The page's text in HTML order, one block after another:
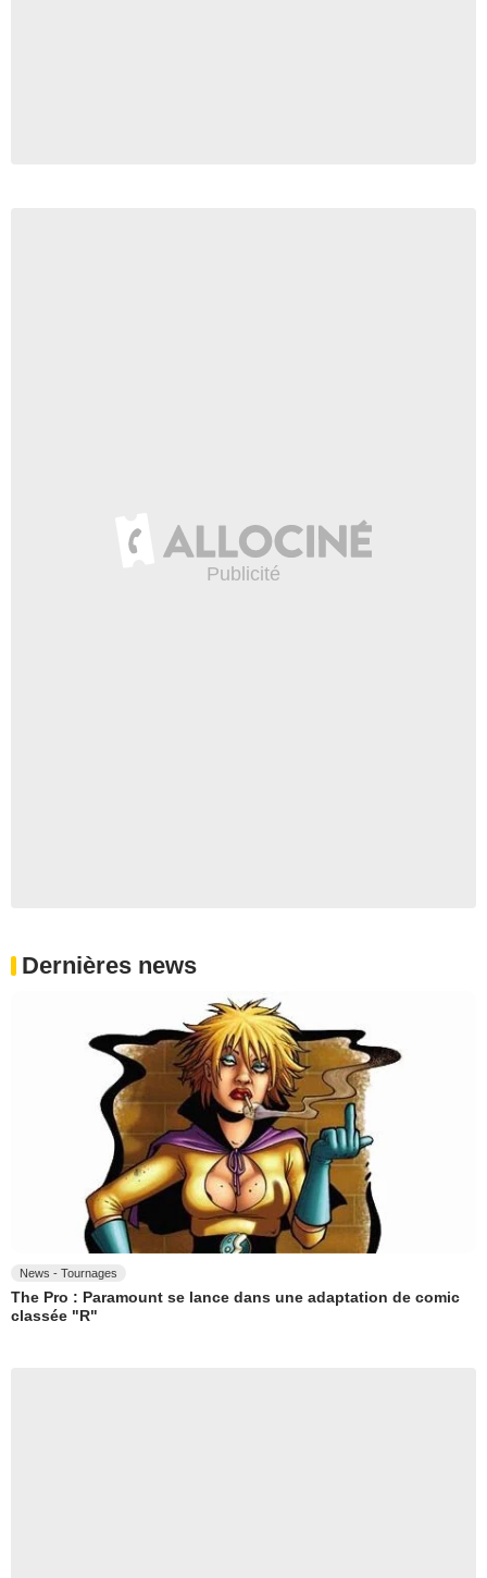
Dernières news
News - Tournages
The Pro : Paramount se lance dans une adaptation de comic
classée "R"